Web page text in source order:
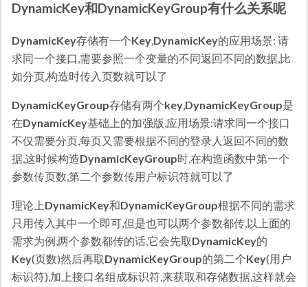
DynamicKey和DynamicKeyGroup有什么关系呢
DynamicKey存储有一个Key,DynamicKey的应用场景: 请
求同一个接口,需要参照一个变量的不同返回不同的数据,比
如分页,构造时传入页数就可以了
DynamicKeyGroup存储有两个key,DynamicKeyGroup是
在DynamicKey基础上的加强版,应用场景:请求同一个接口
不仅需要分页,每页又需要根据不同的登录人返回不同的数
据,这时候构造DynamicKeyGroup时,在构造函数中第一个
参数传页数,第二个参数传用户标识符就可以了
理论上DynamicKey和DynamicKeyGroup根据不同的需求
只用传入其中一个即可,但是也可以两个参数都传,以上面的
需求为例,两个参数都传的话,它会先取DynamicKey的
Key(页数)然后再取DynamicKeyGroup的第二个Key(用户
标识符),加上接口名组成标识符,来获取和存储数据,这样就会